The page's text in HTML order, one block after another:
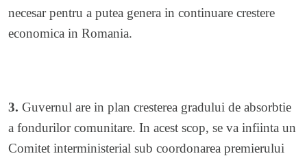
necesar pentru a putea genera in continuare crestere
economica in Romania.
3. Guvernul are in plan cresterea gradului de absorbtie
a fondurilor comunitare. In acest scop, se va infiinta un
Comitet interministerial sub coordonarea premierului